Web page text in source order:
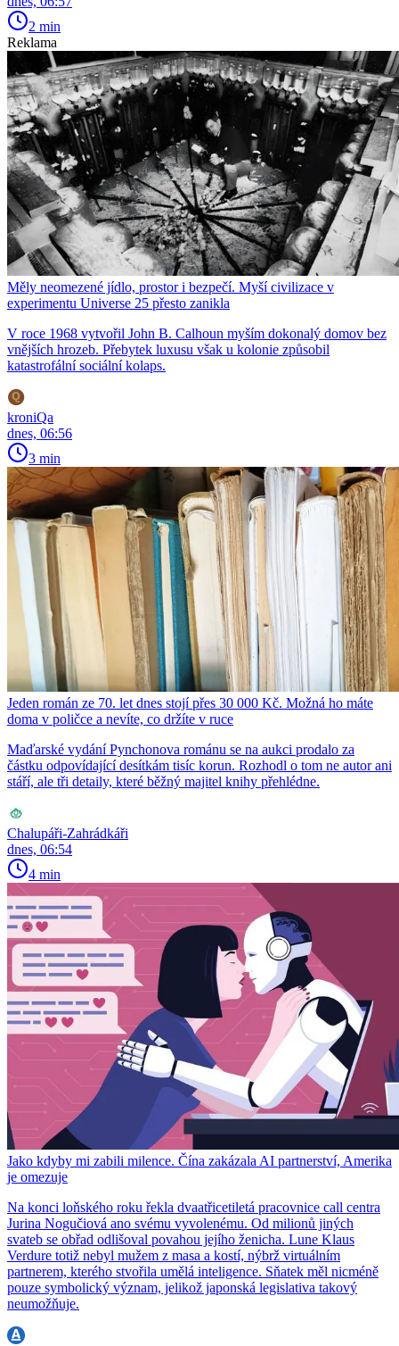
2 min
Reklama
Měly neomezené jídlo, prostor i bezpečí. Myší civilizace v
experimentu Universe 25 přesto zanikla
V roce 1968 vytvořil John B. Calhoun myším dokonalý domov bez
vnějších hrozeb. Přebytek luxusu však u kolonie způsobil
katastrofální sociální kolaps.
kroniQa
dnes, 06:56
3 min
Jeden román ze 70. let dnes stojí přes 30 000 Kč. Možná ho máte
doma v poličce a nevíte, co držíte v ruce
Maďarské vydání Pynchonova románu se na aukci prodalo za
částku odpovídající desítkám tisíc korun. Rozhodl o tom ne autor ani
stáří, ale tři detaily, které běžný majitel knihy přehlédne.
Chalupáři-Zahrádkáři
dnes, 06:54
4 min
Jako kdyby mi zabili milence. Čína zakázala AI partnerství, Amerika
je omezuje
Na konci loňského roku řekla dvaatřicetiletá pracovnice call centra
Jurina Nogučiová ano svému vyvolenému. Od milionů jiných
svateb se obřad odlišoval povahou jejího ženicha. Lune Klaus
Verdure totiž nebyl mužem z masa a kostí, nýbrž virtuálním
partnerem, kterého stvořila umělá inteligence. Sňatek měl nicméně
pouze symbolický význam, jelikož japonská legislativa takový
neumožňuje.